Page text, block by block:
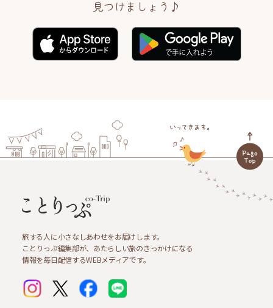
見つけましょう♪
旅する人に小さなしあわせをお届けします。
ことりっぷ編集部が、あたらしい旅のきっかけになる
情報を毎日配信するWEBメディアです。